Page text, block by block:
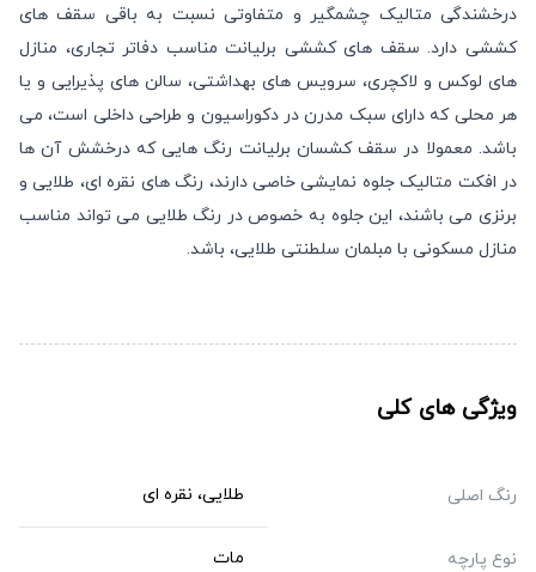
درخشندگی متالیک چشمگیر و متفاوتی نسبت به باقی سقف های
کششی دارد. سقف های کششی برلیانت مناسب دفاتر تجاری، منازل
های لوکس و لاکچری، سرویس های بهداشتی، سالن های پذیرایی و یا
هر محلی که دارای سبک مدرن در دکوراسیون و طراحی داخلی است، می
باشد. معمولا در سقف کشسان برلیانت رنگ هایی که درخشش آن ها
در افکت متالیک جلوه نمایشی خاصی دارند، رنگ های نقره ای، طلایی و
برنزی می باشند، این جلوه به خصوص در رنگ طلایی می تواند مناسب
منازل مسکونی با مبلمان سلطنتی طلایی، باشد.
ویژگی های کلی
رنگ اصلی طلایی، نقره ای
نوع پارچه مات